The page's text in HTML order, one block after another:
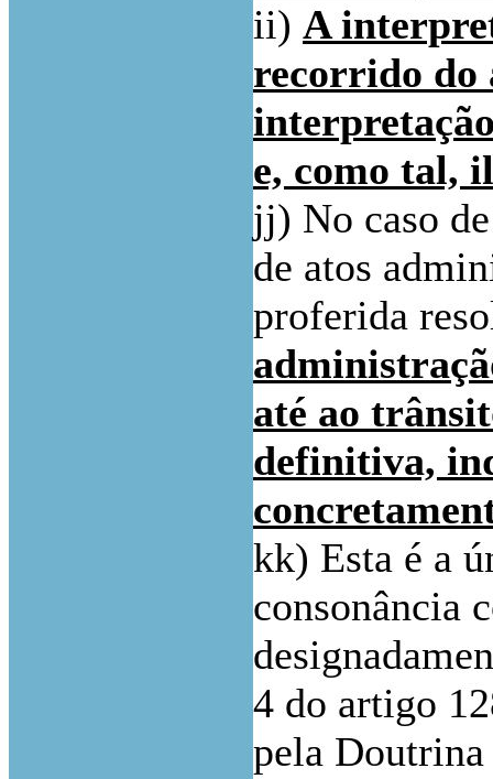
ii) A
recorrido do
e, como tal,
jj) No caso
de atos
proferida
até ao
definitiva,
kk) Esta é a
consonância
4 do artigo
pela